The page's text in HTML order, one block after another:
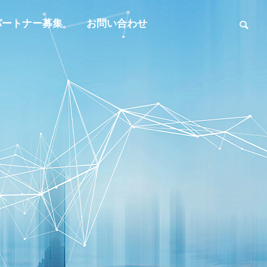
トナー募集 お問い合わせ
事業内容
BUSINESS
沿革
OUTLINE